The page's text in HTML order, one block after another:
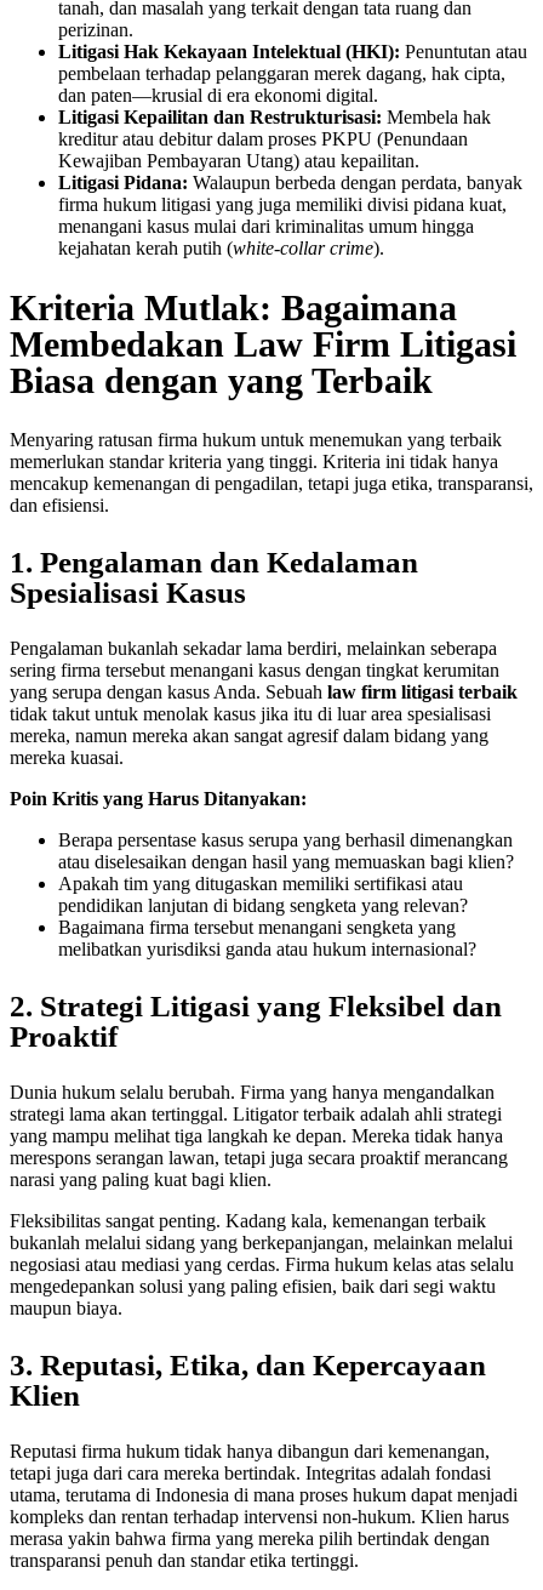
tanah, dan masalah yang terkait dengan tata ruang dan
perizinan.
Litigasi Hak Kekayaan Intelektual (HKI): Penuntutan atau
pembelaan terhadap pelanggaran merek dagang, hak cipta,
dan paten—krusial di era ekonomi digital.
Litigasi Kepailitan dan Restrukturisasi: Membela hak
kreditur atau debitur dalam proses PKPU (Penundaan
Kewajiban Pembayaran Utang) atau kepailitan.
Litigasi Pidana: Walaupun berbeda dengan perdata, banyak
firma hukum litigasi yang juga memiliki divisi pidana kuat,
menangani kasus mulai dari kriminalitas umum hingga
kejahatan kerah putih (white-collar crime).
Kriteria Mutlak: Bagaimana
Membedakan Law Firm Litigasi
Biasa dengan yang Terbaik
Menyaring ratusan firma hukum untuk menemukan yang terbaik
memerlukan standar kriteria yang tinggi. Kriteria ini tidak hanya
mencakup kemenangan di pengadilan, tetapi juga etika, transparansi,
dan efisiensi.
1. Pengalaman dan Kedalaman
Spesialisasi Kasus
Pengalaman bukanlah sekadar lama berdiri, melainkan seberapa
sering firma tersebut menangani kasus dengan tingkat kerumitan
yang serupa dengan kasus Anda. Sebuah law firm litigasi terbaik
tidak takut untuk menolak kasus jika itu di luar area spesialisasi
mereka, namun mereka akan sangat agresif dalam bidang yang
mereka kuasai.
Poin Kritis yang Harus Ditanyakan:
Berapa persentase kasus serupa yang berhasil dimenangkan
atau diselesaikan dengan hasil yang memuaskan bagi klien?
Apakah tim yang ditugaskan memiliki sertifikasi atau
pendidikan lanjutan di bidang sengketa yang relevan?
Bagaimana firma tersebut menangani sengketa yang
melibatkan yurisdiksi ganda atau hukum internasional?
2. Strategi Litigasi yang Fleksibel dan
Proaktif
Dunia hukum selalu berubah. Firma yang hanya mengandalkan
strategi lama akan tertinggal. Litigator terbaik adalah ahli strategi
yang mampu melihat tiga langkah ke depan. Mereka tidak hanya
merespons serangan lawan, tetapi juga secara proaktif merancang
narasi yang paling kuat bagi klien.
Fleksibilitas sangat penting. Kadang kala, kemenangan terbaik
bukanlah melalui sidang yang berkepanjangan, melainkan melalui
negosiasi atau mediasi yang cerdas. Firma hukum kelas atas selalu
mengedepankan solusi yang paling efisien, baik dari segi waktu
maupun biaya.
3. Reputasi, Etika, dan Kepercayaan
Klien
Reputasi firma hukum tidak hanya dibangun dari kemenangan,
tetapi juga dari cara mereka bertindak. Integritas adalah fondasi
utama, terutama di Indonesia di mana proses hukum dapat menjadi
kompleks dan rentan terhadap intervensi non-hukum. Klien harus
merasa yakin bahwa firma yang mereka pilih bertindak dengan
transparansi penuh dan standar etika tertinggi.